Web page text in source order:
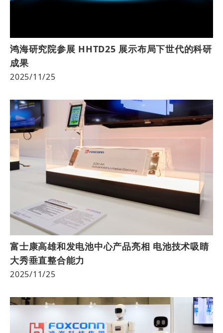
鸿海研究院参展 HHTD25 展示布局下世代的科研
成果
2025/11/25
富士康高雄和发电池中心产品亮相 电池技术吸睛
大秀垂直整合能力
2025/11/25